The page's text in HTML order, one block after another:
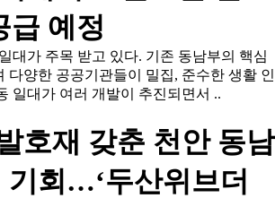
급 예정
대가 주목 받고 있다. 기존 동남부의 핵심
다양한 공공기관들이 밀집, 준수한 생활 인
일대가 여러 개발이 추진되면서 ..
호재 갖춘 천안 동남
기회…‘두산위브더